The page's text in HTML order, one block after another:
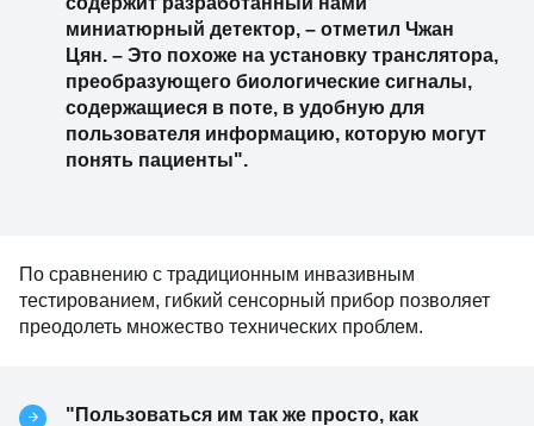
миниатюрный детектор, – отметил Чжан
Цян. – Это похоже на установку транслятора,
преобразующего биологические сигналы,
содержащиеся в поте, в удобную для
пользователя информацию, которую могут
понять пациенты".
По сравнению с традиционным инвазивным
тестированием, гибкий сенсорный прибор позволяет
преодолеть множество технических проблем.
"Пользоваться им так же просто, как